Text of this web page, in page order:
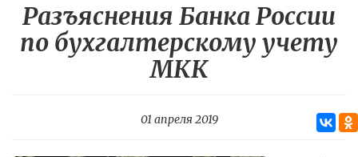
Разъяснения Банка России
по бухгалтерскому учету
МКК
01 апреля 2019